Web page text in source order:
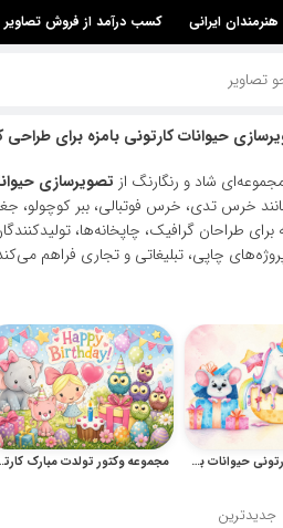
هنرمندان ایرانی کسب درآمد از فروش تصاویر
حیوانات کارتونی بامزه برای طراحی
شاد و رنگارنگ از تصویرسازی
خرس تدی، خرس فوتبالی، ببر کوچولو،
طراحان گرافیک، چاپخانه‌ها،
چاپی، تبلیغاتی و تجاری فراهم
مجموعه وکتور کارتونی حیوانات برای کودکان با تصویرسازی آبرنگی مجموعه وکتور تولدت
جدیدترین